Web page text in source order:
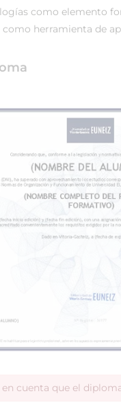
como elemento
herramienta de
en cuenta que el